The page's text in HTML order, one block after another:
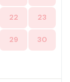
22 23
29 30